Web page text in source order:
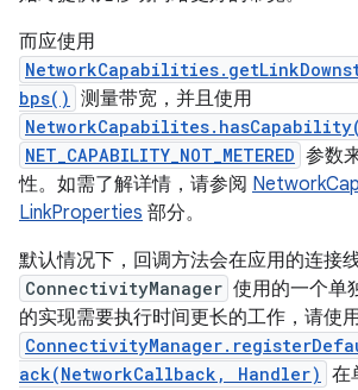
而应使用
bps() 测量带宽，并且使用
NET_CAPABILITY_NOT_METERED 参数
性。如需了解详情，请参阅
LinkProperties 部分。
默认情况下，回调方法会在应用的连接
ConnectivityManager 使用的一个单
的实现需要执行时间更长的工作，请使
ack(NetworkCallback, Handler) 在